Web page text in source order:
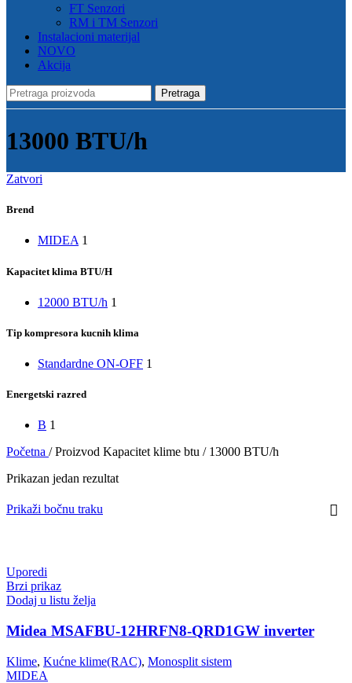
FT Senzori
RM i TM Senzori
Instalacioni materijal
NOVO
Akcija
Pretraga
13000 BTU/h
Zatvori
Brend
MIDEA 1
Kapacitet klima BTU/H
12000 BTU/h 1
Tip kompresora kucnih klima
Standardne ON-OFF 1
Energetski razred
B 1
Početna / Proizvod Kapacitet klime btu / 13000 BTU/h
Prikazan jedan rezultat
Prikaži bočnu traku
Uporedi
Brzi prikaz
Dodaj u listu želja
Midea MSAFBU-12HRFN8-QRD1GW inverter
Klime, Kućne klime(RAC), Monosplit sistem
MIDEA